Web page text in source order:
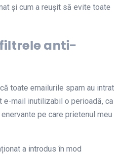
și cum a reușit să evite toate
anti-
toate emailurile spam au intrat
e-mail inutilizabil o perioadă, ca
pe care prietenul meu
a introdus în mod